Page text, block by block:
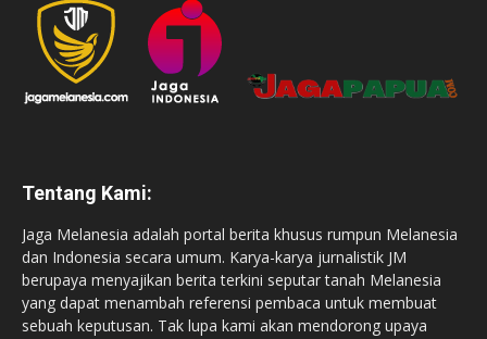
Tentang Kami:
Jaga Melanesia adalah portal berita khusus rumpun Melanesia
dan Indonesia secara umum. Karya-karya jurnalistik JM
berupaya menyajikan berita terkini seputar tanah Melanesia
yang dapat menambah referensi pembaca untuk membuat
sebuah keputusan. Tak lupa kami akan mendorong upaya